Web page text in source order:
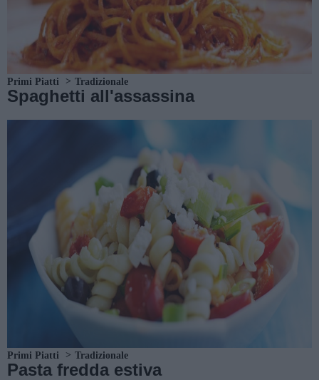
Primi Piatti Tradizionale
Spaghetti all'assassina
Primi Piatti Tradizionale
Pasta fredda estiva